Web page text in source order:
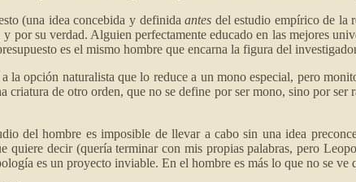
(una idea concebida y definidaantes del estudio empírico de la
por su verdad. Alguien perfectamente educado en las mejores
es el mismo hombre que encarna la figura del
la opción naturalista que lo reduce a un mono especial, pero
de otro orden, que no se define por ser mono, sino por ser
del hombre es imposible de llevar a cabo sin una idea
quiere decir (quería terminar con mis propias palabras, pero
es un proyecto inviable. En el hombre es más lo que no se ve